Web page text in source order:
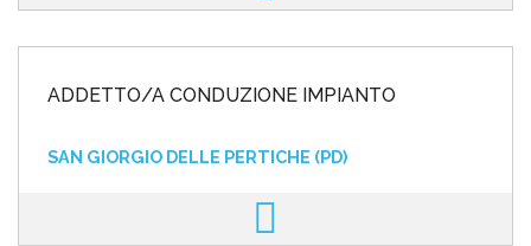
ADDETTO/A CONDUZIONE IMPIANTO
SAN GIORGIO DELLE PERTICHE (PD)